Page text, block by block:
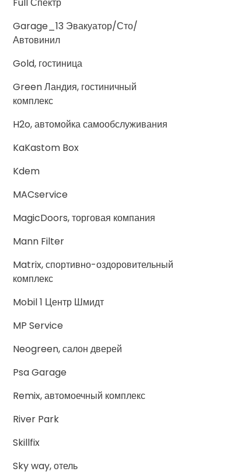
Garage_13 Эвакуатор/Сто/
Автовинил
Gold, гостиница
Green Ландия, гостиничный
комплекс
H2o, автомойка самообслуживания
KaKastom Box
Kdem
MACservice
MagicDoors, торговая компания
Mann Filter
Matrix, спортивно-оздоровительный
комплекс
Mobil 1 Центр Шмидт
MP Service
Neogreen, салон дверей
Psa Garage
Remix, автомоечный комплекс
River Park
Skillfix
Sky way, отель